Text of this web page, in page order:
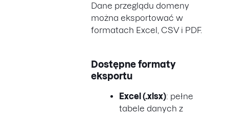
Dane przeglądu domeny
można eksportować w
formatach Excel, CSV i PDF.
Dostępne formaty
eksportu
Excel (.xlsx): pełne
tabele danych z